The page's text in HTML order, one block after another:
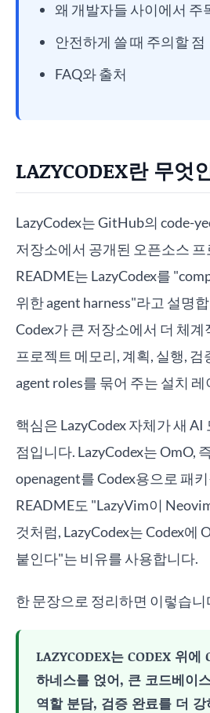
왜 개발자들 사이에서 주
안전하게 쓸 때 주의할 점
FAQ와 출처
LAZYCODEX란 무엇
LazyCodex는 GitHub의 code-
저장소에서 공개된 오픈소스
README는 LazyCodex를
위한 agent harness"라고 설명
Codex가 큰 저장소에서 더 체
프로젝트 메모리, 계획, 실행, 검
agent roles를 묶어 주는 설치
핵심은 LazyCodex 자체가 새
점입니다. LazyCodex는 OmO,
openagent를 Codex용으로 패
README도 "LazyVim이
것처럼, LazyCodex는 Codex에
붙인다"는 비유를 사용합니다.
한 문장으로 정리하면 이렇습니
LAZYCODEX는 CODEX 위
하네스를 얹어, 큰 코드베이
역할 분담, 검증 완료를 더